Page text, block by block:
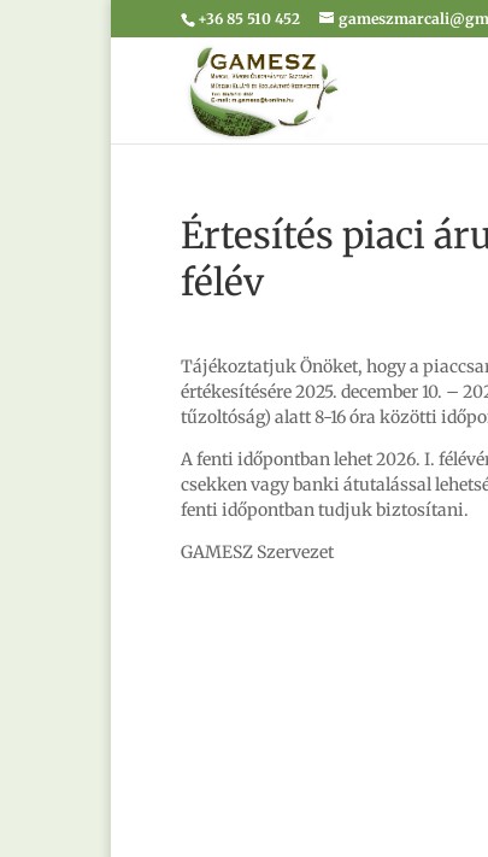
+36 85 510 452
Értesítés piaci
félév
Tájékoztatjuk Önöket, hogy a
értékesítésére 2025. december 10. –
tűzoltóság) alatt 8-16 óra közötti
A fenti időpontban lehet 2026. I.
csekken vagy banki átutalással
fenti időpontban tudjuk biztosítani.
GAMESZ Szervezet